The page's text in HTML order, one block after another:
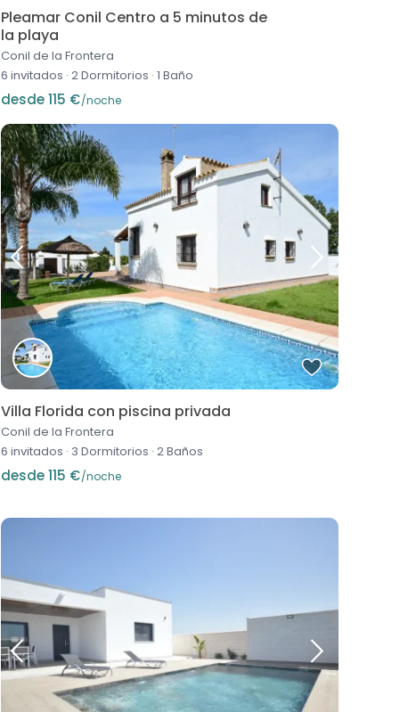
Pleamar Conil Centro a 5 minutos de
la playa
Conil de la Frontera
6 invitados · 2 Dormitorios · 1 Baño
desde 115 €/noche
Villa Florida con piscina privada
Conil de la Frontera
6 invitados · 3 Dormitorios · 2 Baños
desde 115 €/noche